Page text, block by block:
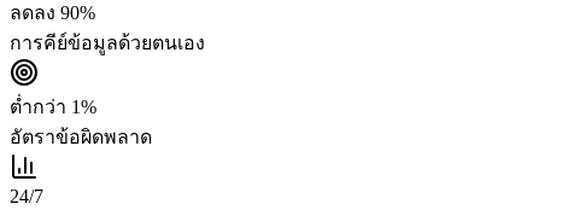
ลดลง 90%
การคีย์ข้อมูลด้วยตนเอง
ต่ำกว่า 1%
อัตราข้อผิดพลาด
24/7